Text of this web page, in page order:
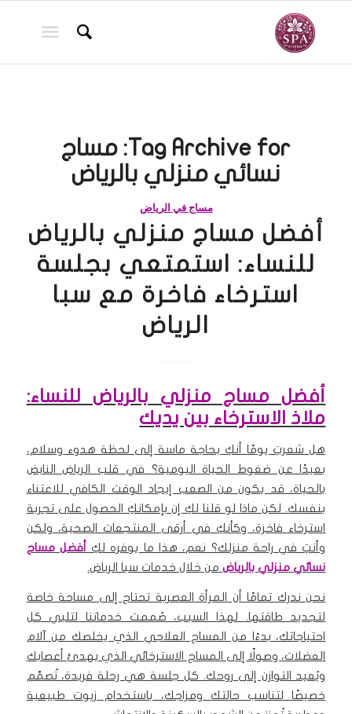
Tag Archive for: مساج
نسائي منزلي بالرياض
مساج في الرياض
أفضل مساج منزلي بالرياض
للنساء: استمتعي بجلسة
استرخاء فاخرة مع سبا
الرياض
أفضل مساج منزلي بالرياض للنساء:
ملاذ الاسترخاء بين يديك
هل شعرتِ يومًا أنكِ بحاجة ماسة إلى لحظة هدوء وسلام،
بعيدًا عن ضغوط الحياة اليومية؟ في قلب الرياض النابض
بالحياة، قد يكون من الصعب إيجاد الوقت الكافي للاعتناء
بنفسك. لكن ماذا لو قلنا لكِ إن بإمكانكِ الحصول على تجربة
استرخاء فاخرة، وكأنكِ في أرقى المنتجعات الصحية، ولكن
وأنتِ في راحة منزلك؟ نعم، هذا ما يوفره لكِ
أفضل مساج
نسائي منزلي بالرياضمن خلال خدمات سبا الرياض.
نحن ندرك تمامًا أن المرأة العصرية تحتاج إلى مساحة خاصة
لتجديد طاقتها. لهذا السبب، صُممت خدماتنا لتلبي كل
احتياجاتك، بدءًا من المساج العلاجي الذي يخلصك من آلام
العضلات، وصولًا إلى المساج الاسترخائي الذي يهدئ أعصابك
ويُعيد التوازن إلى روحك. كل جلسة هي رحلة فريدة، تُصمَّم
خصيصًا لتناسب حالتك ومزاجك، باستخدام زيوت طبيعية